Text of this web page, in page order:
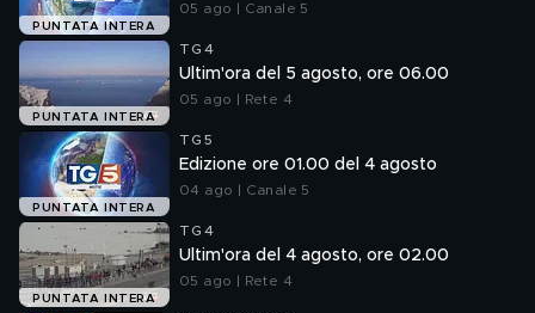
PUNTATA INTERA
05 ago | Canale 5
PUNTATA INTERA
TG4
Ultim'ora del 5 agosto, ore 06.00
05 ago | Rete 4
PUNTATA INTERA
TG5
Edizione ore 01.00 del 4 agosto
04 ago | Canale 5
PUNTATA INTERA
TG4
Ultim'ora del 4 agosto, ore 02.00
05 ago | Rete 4